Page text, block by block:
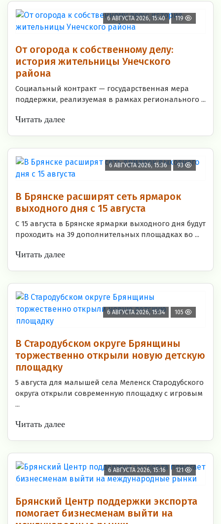
6 АВГУСТА 2026, 15:40 119
От огорода к собственному делу:
история жительницы Унечского
района
Социальный контракт — государственная мера
поддержки, реализуемая в рамках регионального ...
Читать далее
6 АВГУСТА 2026, 15:36 93
В Брянске расширят сеть ярмарок
выходного дня с 15 августа
С 15 августа в Брянске ярмарки выходного дня будут
проходить на 39 дополнительных площадках во ...
Читать далее
6 АВГУСТА 2026, 15:34 105
В Стародубском округе Брянщины
торжественно открыли новую детскую
площадку
5 августа для малышей села Меленск Стародубского
округа открыли современную площадку с игровым
...
Читать далее
6 АВГУСТА 2026, 15:16 121
Брянский Центр поддержки экспорта
помогает бизнесменам выйти на